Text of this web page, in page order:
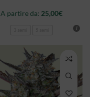
A partire da: 25,00€